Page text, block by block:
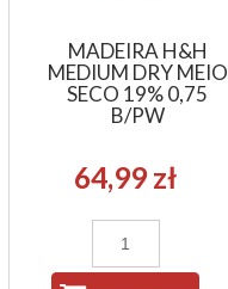
MADEIRA H&H
MEDIUM DRY MEIO
SECO 19% 0,75
B/PW
64,99 zł